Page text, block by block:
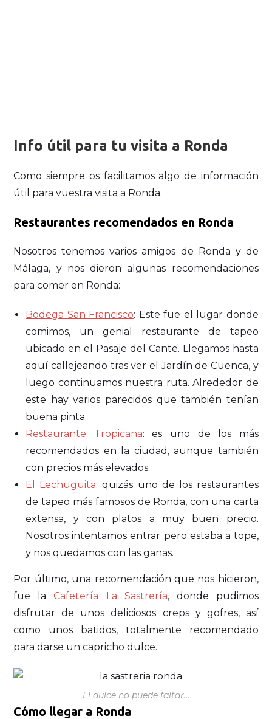
Info útil para tu visita a Ronda
Como siempre os facilitamos algo de información
útil para vuestra visita a Ronda.
Restaurantes recomendados en Ronda
Nosotros tenemos varios amigos de Ronda y de
Málaga, y nos dieron algunas recomendaciones
para comer en Ronda:
Bodega San Francisco: Este fue el lugar donde
comimos, un genial restaurante de tapeo
ubicado en el Pasaje del Cante. Llegamos hasta
aquí callejeando tras ver el Jardín de Cuenca, y
luego continuamos nuestra ruta. Alrededor de
este hay varios parecidos que también tenían
buena pinta.
Restaurante Tropicana: es uno de los más
recomendados en la ciudad, aunque también
con precios más elevados.
El Lechuguita: quizás uno de los restaurantes
de tapeo más famosos de Ronda, con una carta
extensa, y con platos a muy buen precio.
Nosotros intentamos entrar pero estaba a tope,
y nos quedamos con las ganas.
Por último, una recomendación que nos hicieron,
fue laCafetería La Sastrería, donde pudimos
disfrutar de unos deliciosos creps y gofres, así
como unos batidos, totalmente recomendado
para darse un capricho dulce.
El dulce no puede faltar…
Cómo llegar a Ronda